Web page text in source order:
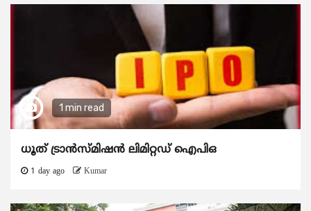
1 min read
ധൂത് ട്രാൻസ്മിഷൻ ലിമിറ്റഡ് ഐപിഒ
1 day ago Kumar